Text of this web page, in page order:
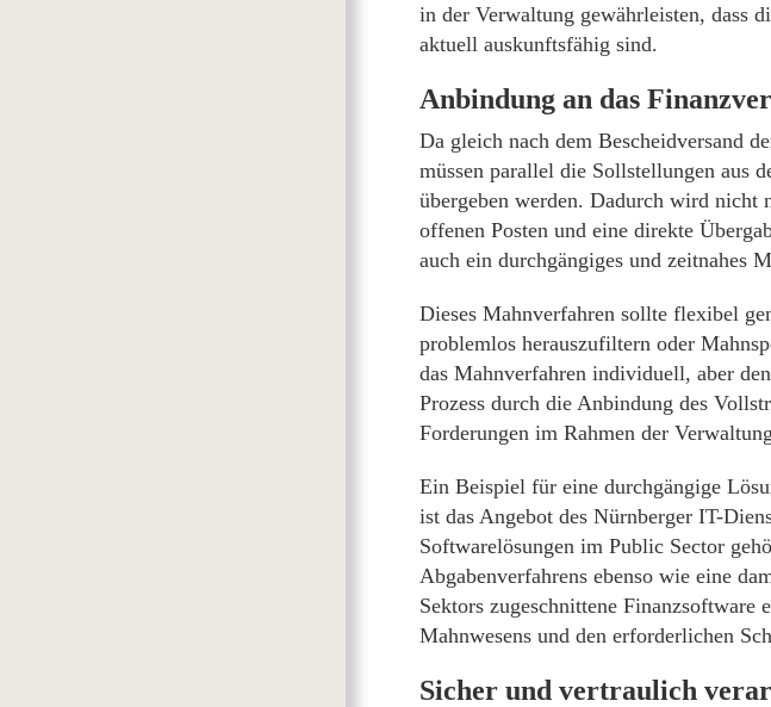
in der Verwaltung gewährleisten, dass
aktuell auskunftsfähig sind.
Anbindung an das
Da gleich nach dem Bescheidversand
müssen parallel die Sollstellungen aus
übergeben werden. Dadurch wird nicht
offenen Posten und eine direkte
auch ein durchgängiges und zeitnahes
Dieses Mahnverfahren sollte flexibel
problemlos herauszufiltern oder
das Mahnverfahren individuell, aber
Prozess durch die Anbindung des
Forderungen im Rahmen der
Ein Beispiel für eine durchgängige
ist das Angebot des Nürnberger IT-
Softwarelösungen im Public Sector
Abgabenverfahrens ebenso wie eine
Sektors zugeschnittene
Mahnwesens und den erforderlichen
Sicher und vertraulich